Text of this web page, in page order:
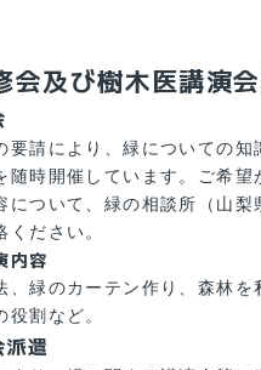
会及び樹木医講演
要請により、緑についての知
随時開催しています。ご希望
について、緑の相談所（山梨
ください。
内容
、緑のカーテン作り、森林を
役割など。
遣